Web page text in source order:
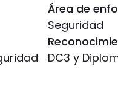
Área de
Seguridad
DC3 y